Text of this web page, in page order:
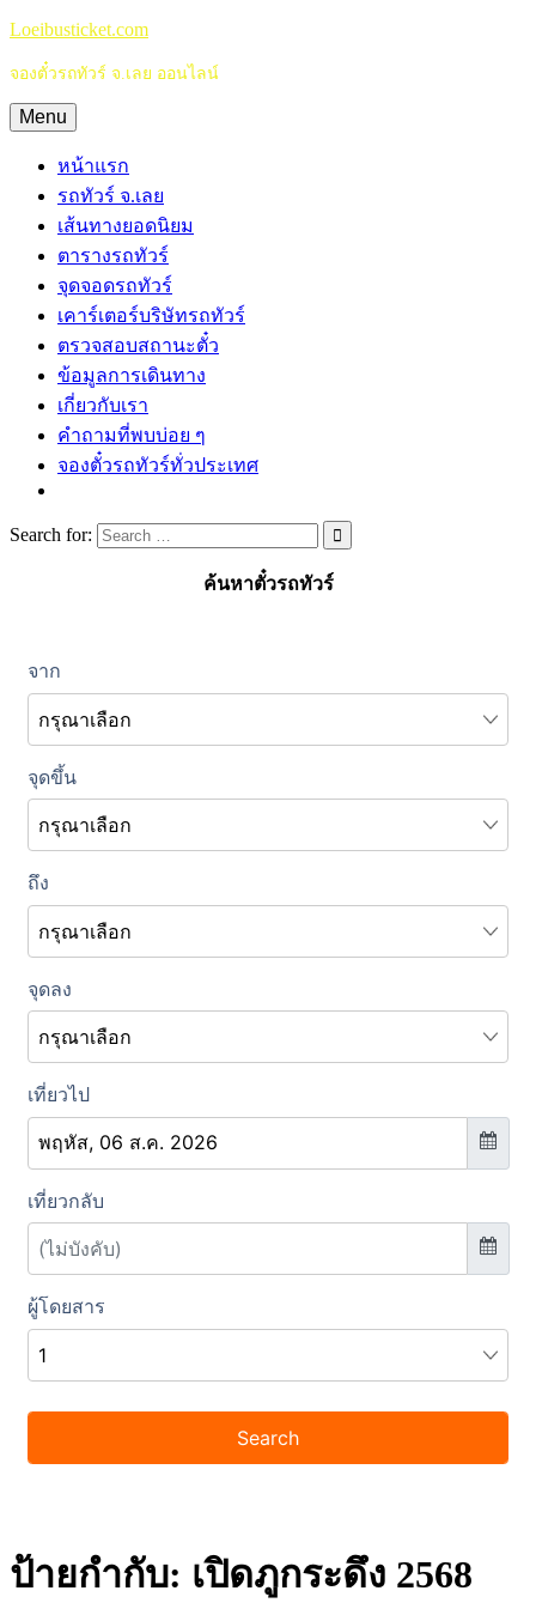
Skip
content
Loeibusticket.com
จองตั๋วรถทัวร์ จ.เลย ออนไลน์
Menu
หน้าแรก
รถทัวร์ จ.เลย
เส้นทางยอดนิยม
ตารางรถทัวร์
จุดจอดรถทัวร์
เคาร์เตอร์บริษัทรถทัวร์
ตรวจสอบสถานะตั๋ว
ข้อมูลการเดินทาง
เกี่ยวกับเรา
คำถามที่พบบ่อย ๆ
จองตั๋วรถทัวร์ทั่วประเทศ
Search for:
ค้นหาตั๋วรถทัวร์
ป้ายกำกับ: เปิดภูกระดึง 2568